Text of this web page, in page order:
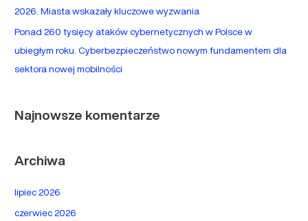
2026. Miasta wskazały kluczowe wyzwania
Ponad 260 tysięcy ataków cybernetycznych w Polsce w
ubiegłym roku. Cyberbezpieczeństwo nowym fundamentem dla
sektora nowej mobilności
Najnowsze komentarze
Archiwa
lipiec 2026
czerwiec 2026